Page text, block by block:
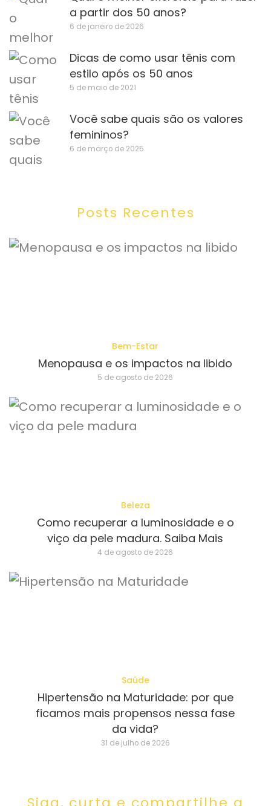
a partir dos 50 anos?
6 de janeiro de 2026
Dicas de como usar tênis com
estilo após os 50 anos
5 de maio de 2021
Você sabe quais são os valores
femininos?
6 de março de 2025
Posts Recentes
Bem-Estar
Menopausa e os impactos na libido
5 de agosto de 2026
Beleza
Como recuperar a luminosidade e o
viço da pele madura. Saiba Mais
4 de agosto de 2026
Saúde
Hipertensão na Maturidade: por que
ficamos mais propensos nessa fase
da vida?
31 de julho de 2026